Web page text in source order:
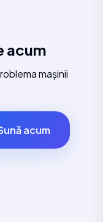
acum
mașinii
acum